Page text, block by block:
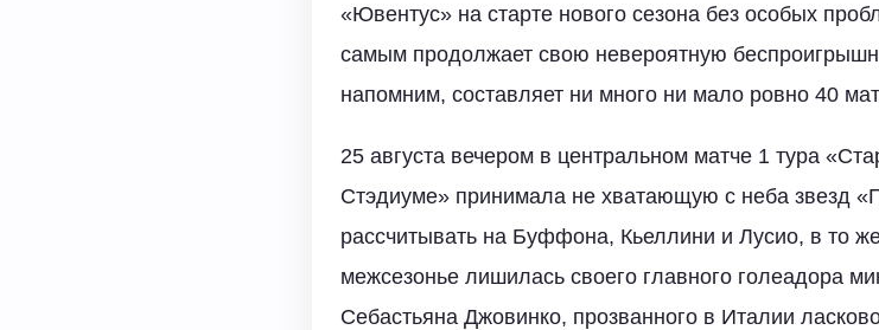
«Ювентус» на старте нового сезона без особых
самым продолжает свою невероятную
напомним, составляет ни много ни мало ровно 40
25 августа вечером в центральном матче 1 тура
Стэдиуме» принимала не хватающую с неба звезд
рассчитывать на Буффона, Кьеллини и Лусио, в то
межсезонье лишилась своего главного голеадора
Себастьяна Джовинко, прозванного в Италии